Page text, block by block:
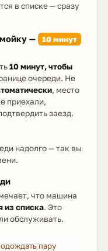
в списке — сразу
— 10 минут
10 минут, чтобы
очереди. Не
, место
приехали,
заезд.
надолго — так вы
что машина
из списка. Это
обслуживать.
пару